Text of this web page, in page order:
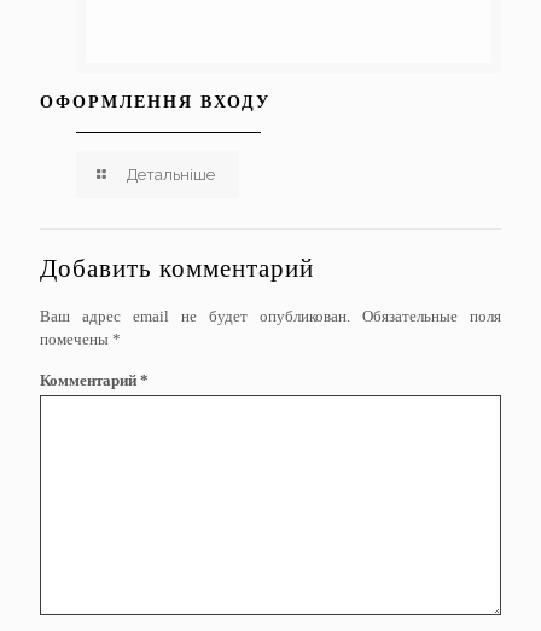
ОФОРМЛЕННЯ ВХОДУ
Детальніше
Добавить комментарий
Ваш адрес email не будет опубликован.
Обязательные поля
помечены *
Комментарий *